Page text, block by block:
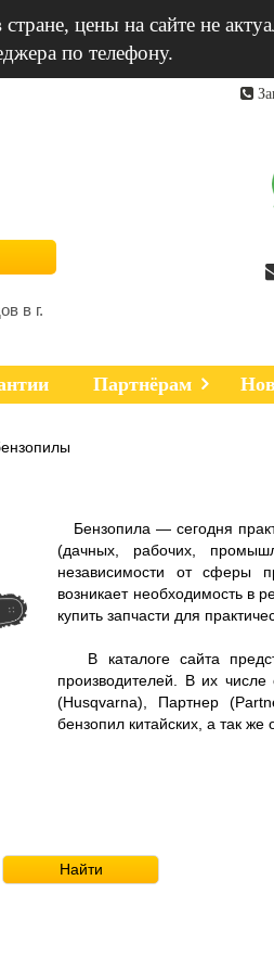
цены на сайте не
по телефону.
в г.
Партнёрам
Бензопила — сегодня
(дачных, рабочих,
независимости от сферы
возникает необходимость в
купить запчасти для
В каталоге сайта
производителей. В их числе
(Husqvarna), Партнер
бензопил китайских, а так же